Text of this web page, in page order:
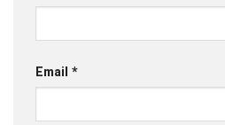
Email *